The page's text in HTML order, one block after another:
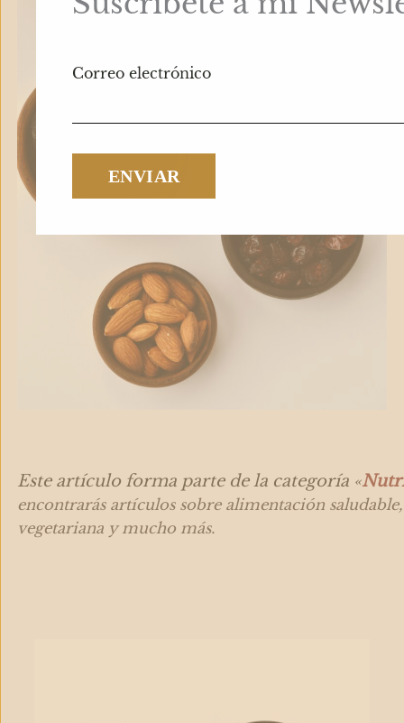
Este artículo forma parte de la categoría «
encontrarás artículos sobre alimentación
vegetariana y mucho más.
Correo electrónico